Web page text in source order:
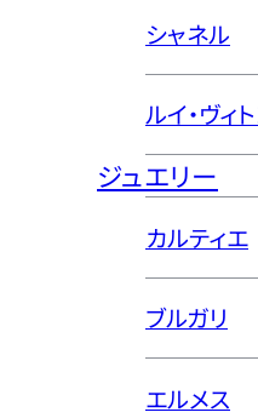
シャネル
ルイ・ヴィ
ジュエリー
カルティエ
ブルガリ
エルメス